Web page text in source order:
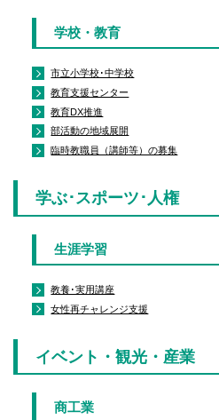
学校・教育
市立小学校･中学校
教育支援センター
教育DX推進
部活動の地域展開
臨時教職員（講師等）の募集
学ぶ･スポーツ･人権
生涯学習
教養･実用講座
女性再チャレンジ支援
イベント・観光・産業
商工業